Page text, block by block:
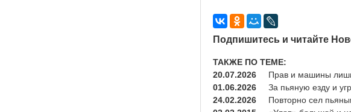
Подпишитесь и читайте
ТАКЖЕ ПО ТЕМЕ:
20.07.2026
Прав и машины
01.06.2026
За пьяную езду и
24.02.2026
Повторно сел